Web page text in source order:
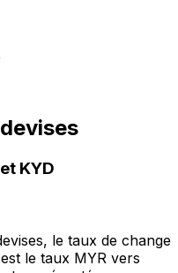
KYD
le taux de change
le taux MYR vers